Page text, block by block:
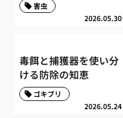
2026.05.30
害虫
毒餌と捕獲器を使い分
ける防除の知恵
2026.05.24
ゴキブリ